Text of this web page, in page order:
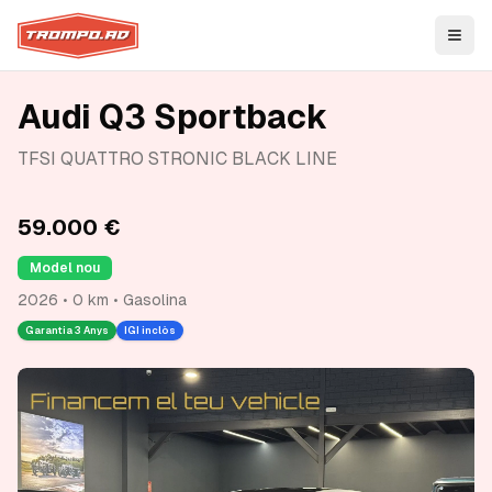
Audi Q3 Sportback
TFSI QUATTRO STRONIC BLACK LINE
59.000 €
Model nou
2026 • 0 km • Gasolina
Garantia 3 Anys IGI inclòs